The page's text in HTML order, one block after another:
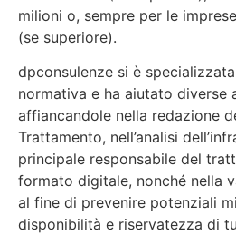
milioni o, sempre per le
(se superiore).
dpconsulenze si è
normativa e ha aiutato diverse
affiancandole nella redazione
Trattamento, nell’analisi
principale responsabile del
formato digitale, nonché nella
al fine di prevenire potenziali
disponibilità e riservatezza di